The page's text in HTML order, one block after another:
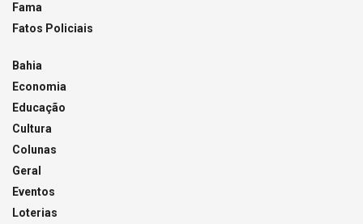
Fama
Fatos Policiais
Bahia
Economia
Educação
Cultura
Colunas
Geral
Eventos
Loterias